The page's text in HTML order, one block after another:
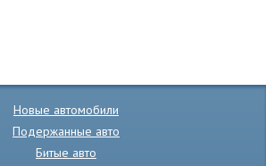
Новые автомобили
Подержанные авто
Битые авто